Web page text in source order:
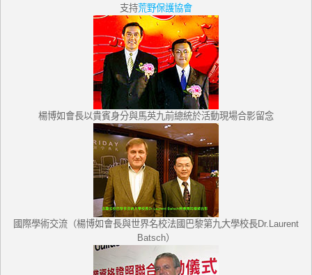
支持荒野保護協會
楊博如會長以貴賓身分與馬英九前總統於活動現場合影留念
國際學術交流（楊博如會長與世界名校法國巴黎第九大學校長Dr.Laurent
Batsch）